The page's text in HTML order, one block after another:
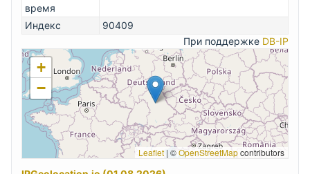
время
Индекс
90409
При поддержке DB-IP
+
−
Leaflet | ©OpenStreetMapcontributors